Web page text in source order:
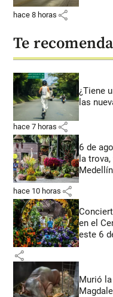
hace 8 horas share
Te
¿Tiene
las
hace 7 horas share
6 de
la
Medellín
hace 10 horas share
en el
este 6
share
Murió